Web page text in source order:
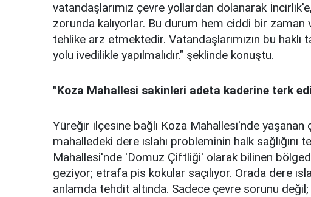
vatandaşlarımız çevre yollardan dolanarak
zorunda kalıyorlar. Bu durum hem ciddi bir zaman
tehlike arz etmektedir. Vatandaşlarımızın bu
yolu ivedilikle yapılmalıdır." şeklinde konuştu.
"Koza Mahallesi sakinleri adeta kaderine terk
Yüreğir ilçesine bağlı Koza Mahallesi'nde
mahalledeki dere ıslahı probleminin halk sağlığını
Mahallesi'nde 'Domuz Çiftliği' olarak bilinen
geziyor; etrafa pis kokular saçılıyor. Orada dere
anlamda tehdit altında. Sadece çevre sorunu